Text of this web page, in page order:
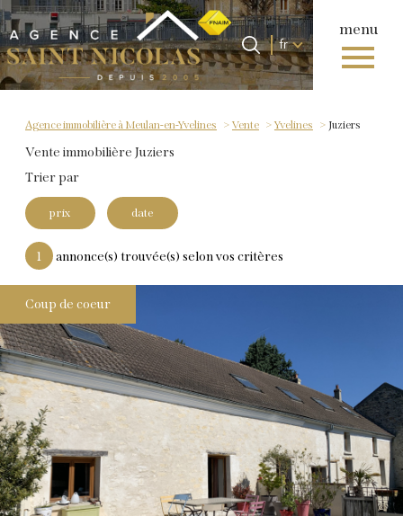
menu
Langue
fr
Accueil 0 Langue
fr
Agence immobilière à Meulan-en-Yvelines Vente Yvelines Juziers
Vente immobilière Juziers
Trier par
prix date
1 annonce(s) trouvée(s) selon vos critères
Coup de coeur